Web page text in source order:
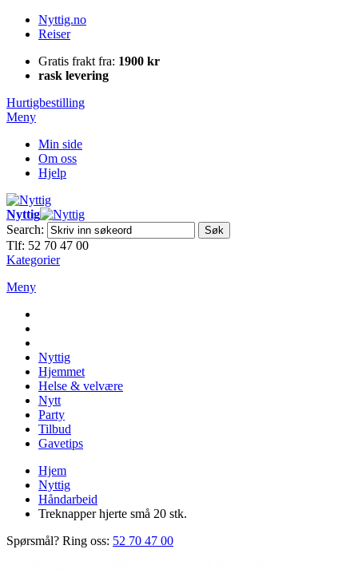
Nyttig.no
Reiser
Gratis frakt fra: 1900 kr
rask levering
Hurtigbestilling
Meny
Min side
Om oss
Hjelp
Nyttig
Search:
Søk
Tlf: 52 70 47 00
Kategorier
Meny
Nyttig
Hjemmet
Helse & velvære
Nytt
Party
Tilbud
Gavetips
Hjem
Nyttig
Håndarbeid
Treknapper hjerte små 20 stk.
Spørsmål? Ring oss: 52 70 47 00